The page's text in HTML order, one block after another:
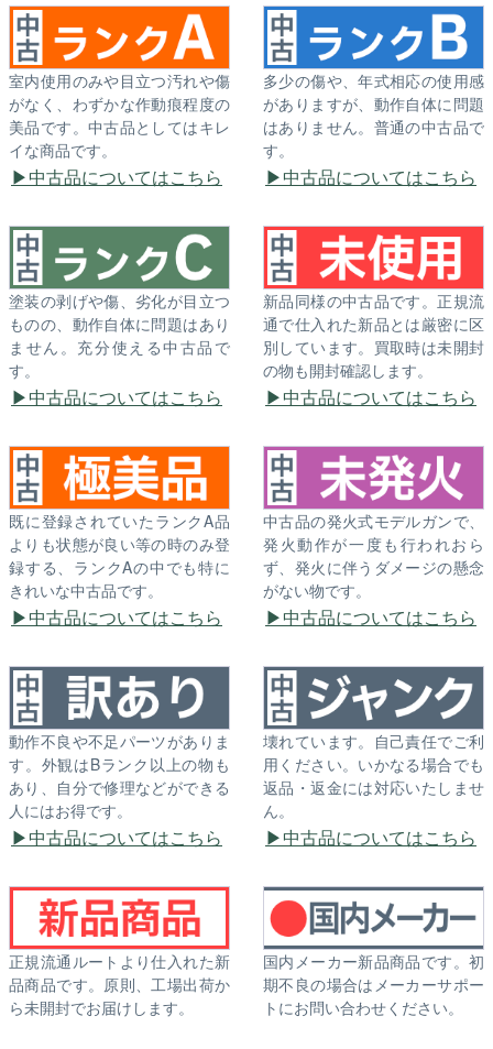
室内使用のみや目立つ汚れや傷
がなく、わずかな作動痕程度の
美品です。中古品としてはキレ
イな商品です。
中古品についてはこちら
多少の傷や、年式相応の使用感
がありますが、動作自体に問題
はありません。普通の中古品で
す。
中古品についてはこちら
塗装の剥げや傷、劣化が目立つ
ものの、動作自体に問題はあり
ません。充分使える中古品で
す。
中古品についてはこちら
新品同様の中古品です。正規流
通で仕入れた新品とは厳密に区
別しています。買取時は未開封
の物も開封確認します。
中古品についてはこちら
既に登録されていたランクA品
よりも状態が良い等の時のみ登
録する、ランクAの中でも特に
きれいな中古品です。
中古品についてはこちら
中古品の発火式モデルガンで、
発火動作が一度も行われおら
ず、発火に伴うダメージの懸念
がない物です。
中古品についてはこちら
動作不良や不足パーツがありま
す。外観はBランク以上の物も
あり、自分で修理などができる
人にはお得です。
中古品についてはこちら
壊れています。自己責任でご利
用ください。いかなる場合でも
返品・返金には対応いたしませ
ん。
中古品についてはこちら
正規流通ルートより仕入れた新
品商品です。原則、工場出荷か
ら未開封でお届けします。
国内メーカー新品商品です。初
期不良の場合はメーカーサポー
トにお問い合わせください。